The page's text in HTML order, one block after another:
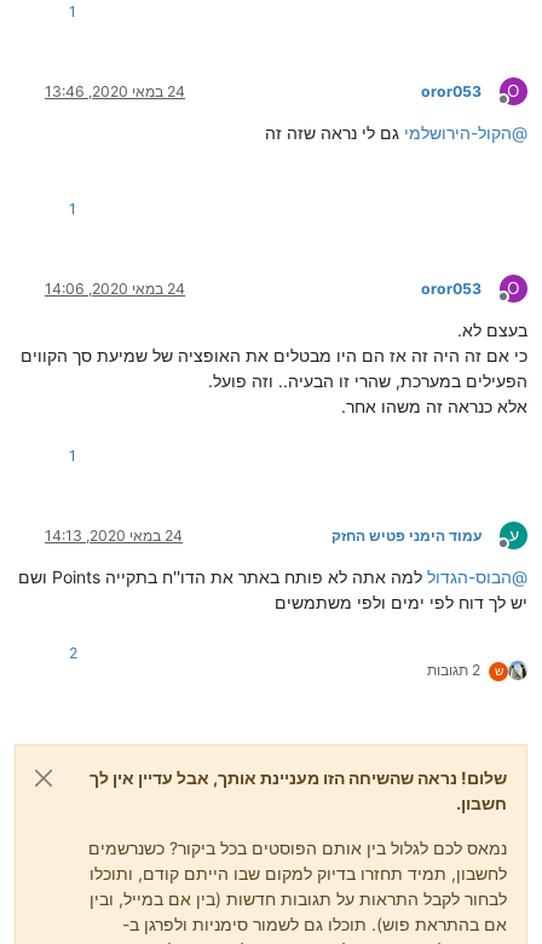
1
O
מנותק
oror053 24 במאי 2020, 13:46
@הקול-הירושלמי גם לי נראה שזה זה
1
O
מנותק
oror053 24 במאי 2020, 14:06
בעצם לא.
כי אם זה היה זה אז הם היו מבטלים את האופציה של שמיעת סך הקווים
הפעילים במערכת, שהרי זו הבעיה.. וזה פועל.
אלא כנראה זה משהו אחר.
1
ע
מנותק
עמוד הימני פטיש החזק 24 במאי 2020, 14:13
@הבוס-הגדול
למה אתה לא פותח באתר את הדו''ח בתקייה Points ושם
יש לך דוח לפי ימים ולפי משתמשים
ש 2 תגובות
2
שלום! נראה שהשיחה הזו מעניינת אותך, אבל עדיין אין לך
חשבון.
נמאס לכם לגלול בין אותם הפוסטים בכל ביקור? כשנרשמים
לחשבון, תמיד תחזרו בדיוק למקום שבו הייתם קודם, ותוכלו
לבחור לקבל התראות על תגובות חדשות (בין אם במייל, ובין
אם בהתראת פוש). תוכלו גם לשמור סימניות ולפרגן ב-